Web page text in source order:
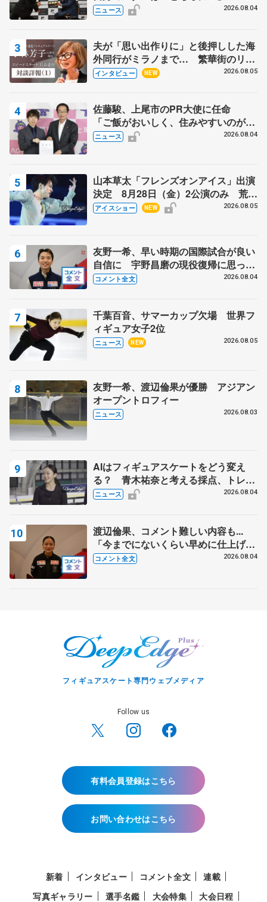
ス兄弟〟オリンピック3連覇の野村忠
ニュース 2026.08.04
夫が「思い出作りに」と後押しした海
外同行がミラノまで… 繁華街のリン
クでは不良のお兄さんも味方に 小林
インタビュー NEW 2026.08.05
佐藤駿、上尾市のPR大使に任命
「ご飯がおいしく、住みやすいのが魅
力」
ニュース 2026.08.04
山本草太「フレンズオンアイス」出演
決定 8月28日（金）2公演のみ 荒川
静香さんプロデュース、20周年のアイ
アイスショー NEW 2026.08.05
友野一希、早い時期の国際試合が良い
自信に 宇野昌磨の現役復帰に思って
いること 【アジアンオープントロフ
コメント全文 2026.08.04
千葉百音、サマーカップ欠場 世界フ
ィギュア女子2位
ニュース NEW 2026.08.05
友野一希、渡辺倫果が優勝 アジアン
オープントロフィー
ニュース 2026.08.03
AIはフィギュアスケートをどう変え
る？ 青木祐奈と考える採点、トレー
ニングの未来
ニュース 2026.08.04
渡辺倫果、コメント難しい内容も...
「今までにないくらい早めに仕上げら
れている」 【アジアンオープントロ
コメント全文 2026.08.04
フィギュアスケート専門ウェブメディア
Follow us
有料会員登録はこちら
お問い合わせはこちら
新着 インタビュー コメント全文
連載
写真ギャラリー
選手名鑑 大会特集 大会日程